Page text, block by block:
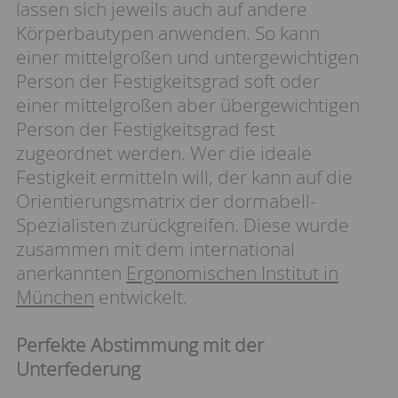
lassen sich jeweils auch auf andere
Körperbautypen anwenden. So kann
einer mittelgroßen und untergewichtigen
Person der Festigkeitsgrad soft oder
einer mittelgroßen aber übergewichtigen
Person der Festigkeitsgrad fest
zugeordnet werden. Wer die ideale
Festigkeit ermitteln will, der kann auf die
Orientierungsmatrix der dormabell-
Spezialisten zurückgreifen. Diese wurde
zusammen mit dem international
anerkannten Ergonomischen Institut in
München entwickelt.
Perfekte Abstimmung mit der
Unterfederung